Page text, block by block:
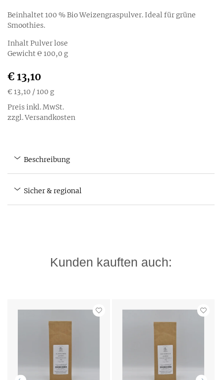
Beinhaltet 100 % Bio Weizengraspulver. Ideal für grüne
Smoothies.
Inhalt Pulver lose
Gewicht ℮ 100,0 g
€ 13,10
€ 13,10 / 100 g
Preis inkl. MwSt.
zzgl. Versandkosten
Beschreibung
Sicher & regional
Kunden kauften auch: